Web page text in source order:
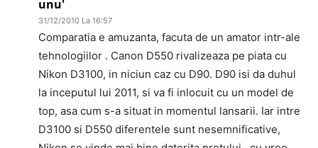
unu'
31/12/2010 La 16:57
Comparatia e amuzanta, facuta de un amator intr-ale
tehnologiilor . Canon D550 rivalizeaza pe piata cu
Nikon D3100, in niciun caz cu D90. D90 isi da duhul
la inceputul lui 2011, si va fi inlocuit cu un model de
top, asa cum s-a situat in momentul lansarii. Iar intre
D3100 si D550 diferentele sunt nesemnificative,